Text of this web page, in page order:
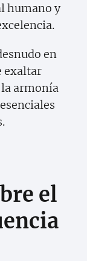
humano y
en
exaltar
la armonía
el